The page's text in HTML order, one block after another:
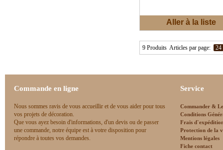
Aller à la liste
9 Produits Articles par page: 24
Commande en ligne
Nous sommes ravis de vous accueillir et de vous aider pour tous
vos projets de décoration.
Que vous ayez besoin d'informations, d'un devis ou de passer
une commande, notre équipe est à votre disposition pour
répondre à toutes vos demandes.
Service
Commander &
Conditions
Frais
Protection de la
Mentions légales
Fiche contact